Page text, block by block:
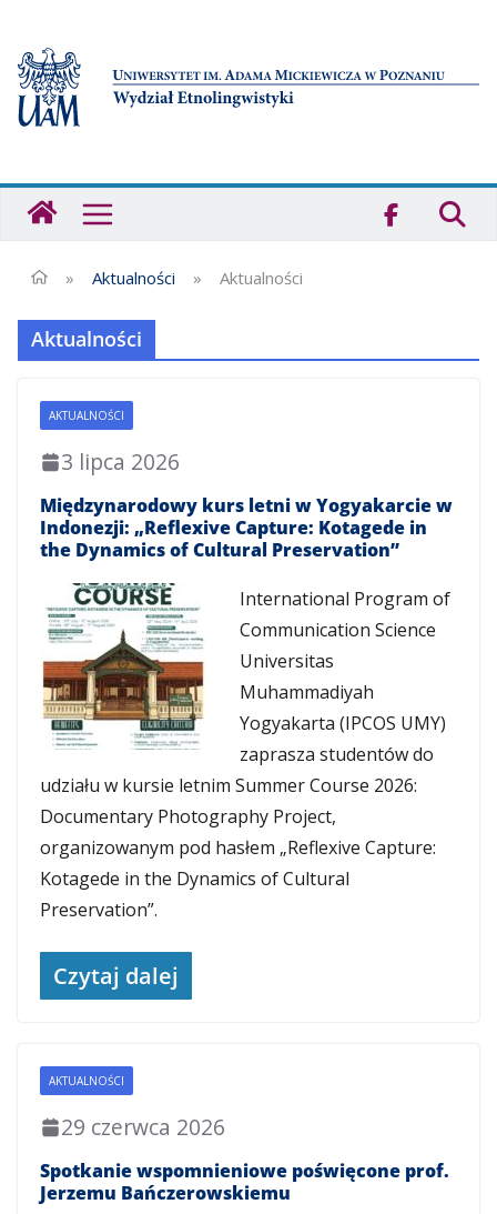
treści
» Aktualności » Aktualności
Aktualności
AKTUALNOŚCI
3 lipca 2026
Międzynarodowy kurs letni w Yogyakarcie w
Indonezji: „Reflexive Capture: Kotagede in
the Dynamics of Cultural Preservation”
International Program of
Communication Science
Universitas
Muhammadiyah
Yogyakarta (IPCOS UMY)
zaprasza studentów do
udziału w kursie letnim Summer Course 2026:
Documentary Photography Project,
organizowanym pod hasłem „Reflexive Capture:
Kotagede in the Dynamics of Cultural
Preservation”.
Czytaj dalej
AKTUALNOŚCI
29 czerwca 2026
Spotkanie wspomnieniowe poświęcone prof.
Jerzemu Bańczerowskiemu